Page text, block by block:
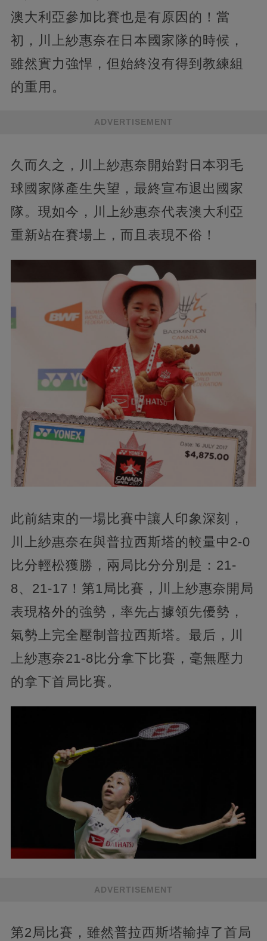
澳大利亞參加比賽也是有原因的！當
初，川上紗惠奈在日本國家隊的時候，
雖然實力強悍，但始終沒有得到教練組
的重用。
ADVERTISEMENT
久而久之，川上紗惠奈開始對日本羽毛
球國家隊產生失望，最終宣布退出國家
隊。現如今，川上紗惠奈代表澳大利亞
重新站在賽場上，而且表現不俗！
此前結束的一場比賽中讓人印象深刻，
川上紗惠奈在與普拉西斯塔的較量中2-0
比分輕松獲勝，兩局比分分別是：21-
8、21-17！第1局比賽，川上紗惠奈開局
表現格外的強勢，率先占據領先優勢，
氣勢上完全壓制普拉西斯塔。最后，川
上紗惠奈21-8比分拿下比賽，毫無壓力
的拿下首局比賽。
ADVERTISEMENT
第2局比賽，雖然普拉西斯塔輸掉了首局